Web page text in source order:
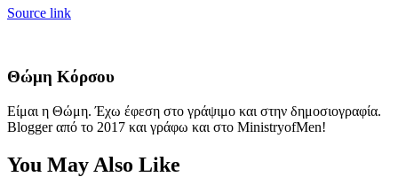
Source link
Θώμη Κόρσου
Είμαι η Θώμη. Έχω έφεση στο γράψιμο και στην δημοσιογραφία.
Blogger από το 2017 και γράφω και στο MinistryofMen!
You May Also Like